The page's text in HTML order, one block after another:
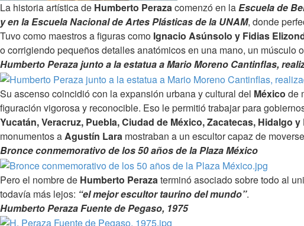
La historia artística de Humberto Perazacomenzó en laEscuela de
y en la Escuela Nacional de Artes Plásticas de la UNAM, donde
Tuvo como maestros a figuras como Ignacio Asúnsolo y Fidias
o corrigiendo pequeños detalles anatómicos en una mano, un músculo
Humberto Peraza junto a la estatua a Mario Moreno Cantinflas,
Su ascenso coincidió con la expansión urbana y cultural del México de
figuración vigorosa y reconocible. Eso le permitió trabajar para
Yucatán, Veracruz, Puebla, Ciudad de México, Zacatecas, Hidalgo
monumentos aAgustín Lara mostraban a un escultor capaz de
Bronce conmemorativo de los 50 años de la Plaza México
Pero el nombre de Humberto Perazaterminó asociado sobre todo al
todavía más lejos: “el mejor escultor taurino del mundo”.
Humberto Peraza Fuente de Pegaso, 1975